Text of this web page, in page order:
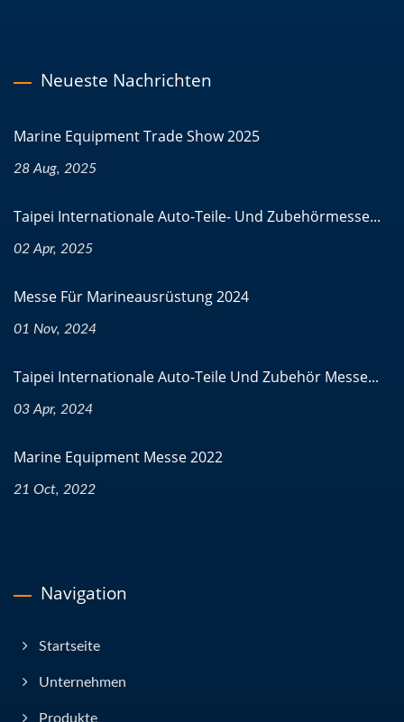
Neueste Nachrichten
Marine Equipment Trade Show 2025
28 Aug, 2025
Taipei Internationale Auto-Teile- Und Zubehörmesse...
02 Apr, 2025
Messe Für Marineausrüstung 2024
01 Nov, 2024
Taipei Internationale Auto-Teile Und Zubehör Messe...
03 Apr, 2024
Marine Equipment Messe 2022
21 Oct, 2022
Navigation
Startseite
Unternehmen
Produkte